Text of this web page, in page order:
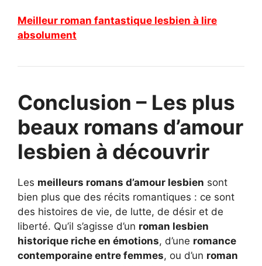
Meilleur roman fantastique lesbien à lire
absolument
Conclusion – Les plus
beaux romans d’amour
lesbien à découvrir
Les meilleurs romans d’amour lesbien sont
bien plus que des récits romantiques : ce sont
des histoires de vie, de lutte, de désir et de
liberté. Qu’il s’agisse d’un roman lesbien
historique riche en émotions, d’une romance
contemporaine entre femmes, ou d’un roman